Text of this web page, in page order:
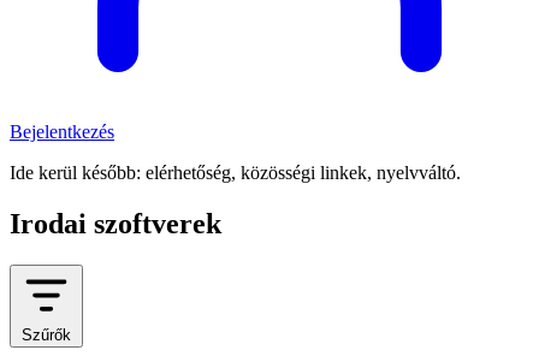
Bejelentkezés
Ide kerül később: elérhetőség, közösségi linkek, nyelvváltó.
Irodai szoftverek
Szűrők